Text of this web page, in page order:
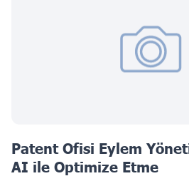
Patent Ofisi Eylem
AI ile Optimize Etme